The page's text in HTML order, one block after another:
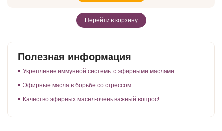
Перейти в корзину
Полезная информация
Укрепление иммунной системы с эфирными маслами
Эфирные масла в борьбе со стрессом
Качество эфирных масел-очень важный вопрос!